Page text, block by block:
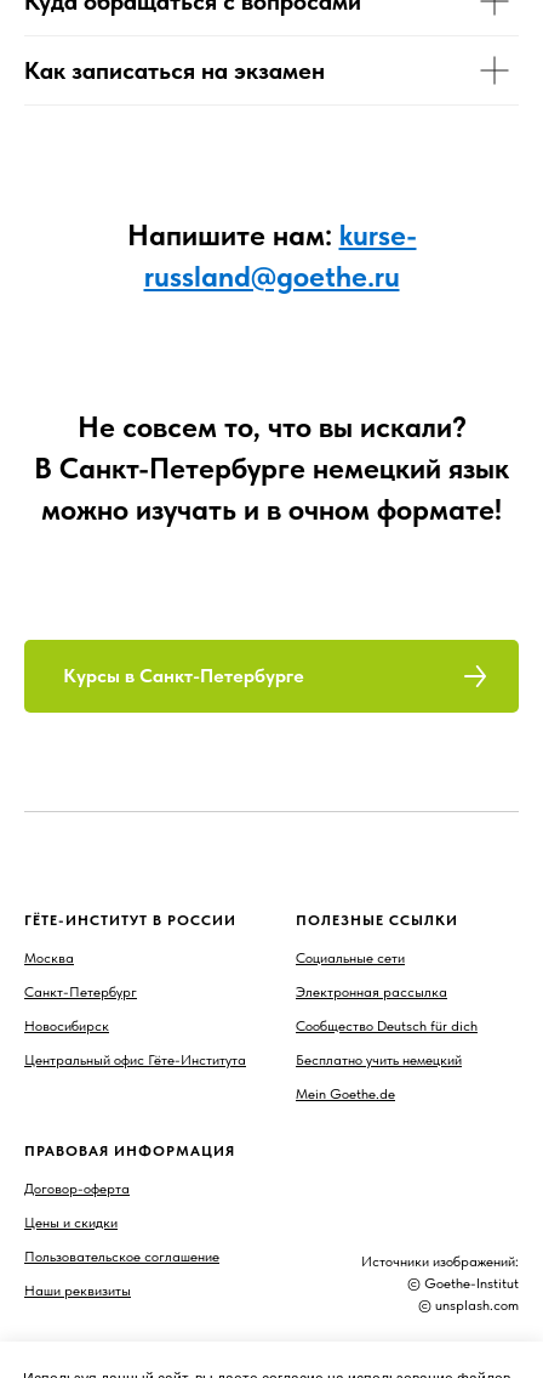
Как записаться на экзамен
Напишите нам: kurse-
russland@goethe.ru
Не совсем то, что вы искали?
В Санкт-Петербурге немецкий язык
можно изучать и в очном формате!
Курсы в Санкт-Петербурге
ГЁТЕ-ИНСТИТУТ В РОССИИ
Москва
Санкт-Петербург
Новосибирск
Центральный офис Гёте-Института
ПОЛЕЗНЫЕ ССЫЛКИ
Социальные сети
Электронная рассылка
Сообщество Deutsch für dich
Бесплатно учить немецкий
Mein Goethe.de
ПРАВОВАЯ ИНФОРМАЦИЯ
Договор-оферта
Цены и скидки
Пользовательское соглашение
Наши реквизиты
Источники изображений:
© Goethe-Institut
© unsplash.com